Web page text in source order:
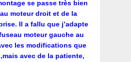
se passe très bien
moteur droit et de la
Il a fallu que j’adapte
moteur gauche au
les modifications que
avec de la patiente,